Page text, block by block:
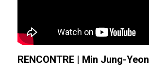
RENCONTRE | Min Jung-Yeon